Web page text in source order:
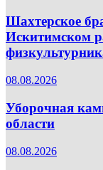
Шахтерское
Искитимском
08.08.2026
Уборочная
области
08.08.2026